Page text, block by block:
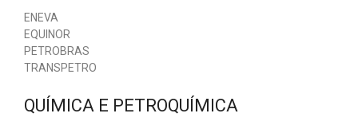
ENEVA
EQUINOR
PETROBRAS
TRANSPETRO
QUÍMICA E PETROQUÍMICA